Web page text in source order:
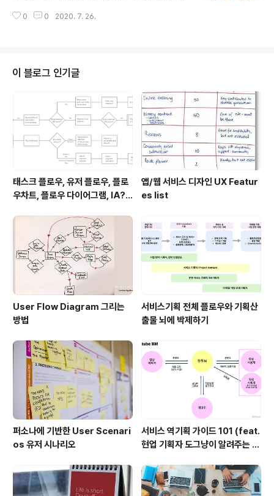
다만, 앞 단계에서 잘못된 기획이나 설계가 이뤄졌을 때, 되
590[공부 메모] UX와 비즈니스1. UX와 비즈니스의 연결
ign X Buisness =..deep-wide-studio.tistory.com
UX가 비즈니스의 경쟁력이 되기 위한 전략 기획의 요소 중
에는 'Target, Value, Roadmap'이 있었다. 이때 가장
인상 깊게 남은 부분은 ..
0 0 2020. 7. 26.
이 블로그 인기글
태스크 플로우, 유저 플로우, 플로
우차트, 플로우 다이어그램, IA?
앱/웹 서비스 디자인 UX Featur
es list
User Flow Diagram 그리는
방법
서비스기획 전체 플로우와 기획산
출물 뇌에 박제하기
퍼소나에 기반한 User Scenari
os 유저 시나리오
서비스 역기획 가이드 101 (feat.
현업 기획자 도그냥이 알려주는 서